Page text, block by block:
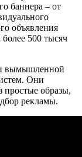
баннера – от
объявления
500 тысяч
вымышленной
Они
простые образы,
рекламы.